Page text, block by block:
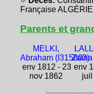
Française ALGÉRIE
Parents et
MELKI,
Abraham (I315803)
env 1812 - 23
nov 1862
Zaïna
env
juil